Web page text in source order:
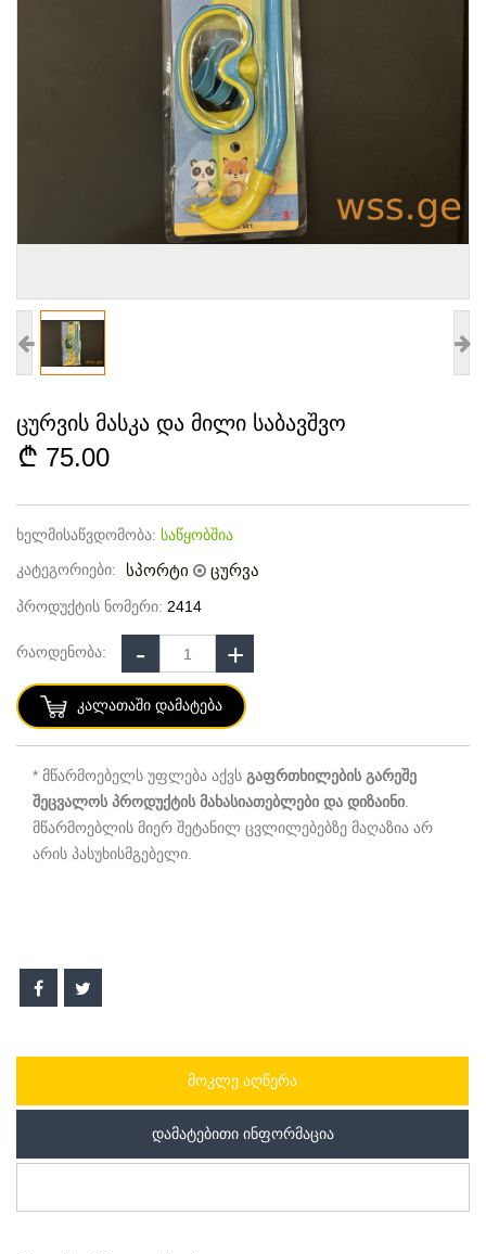
ცურვის მასკა და მილი საბავშვო
75.00
ხელმისაწვდომობა: საწყობშია
კატეგორიები:
სპორტი ცურვა
პროდუქტის ნომერი: 2414
რაოდენობა:
Კალათაში Დამატება
* მწარმოებელს უფლება აქვს გაფრთხილების გარეშე
შეცვალოს პროდუქტის მახასიათებლები და დიზაინი
მწარმოებლის მიერ შეტანილ ცვლილებებზე მაღაზია არ
არის პასუხისმგებელი.
ᲛᲝᲙᲚᲔ ᲐᲦᲬᲔᲠᲐ
ᲓᲐᲛᲐᲢᲔᲑᲘᲗᲘ ᲘᲜᲤᲝᲠᲛᲐᲪᲘᲐ